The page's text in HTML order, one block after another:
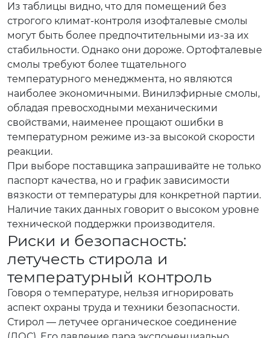
Из таблицы видно, что для помещений без
строгого климат-контроля изофталевые смолы
могут быть более предпочтительными из-за их
стабильности. Однако они дороже. Ортофталевые
смолы требуют более тщательного
температурного менеджмента, но являются
наиболее экономичными. Винилэфирные смолы,
обладая превосходными механическими
свойствами, наименее прощают ошибки в
температурном режиме из-за высокой скорости
реакции.
При выборе поставщика запрашивайте не только
паспорт качества, но и график зависимости
вязкости от температуры для конкретной партии.
Наличие таких данных говорит о высоком уровне
технической поддержки производителя.
Риски и безопасность:
летучесть стирола и
температурный контроль
Говоря о температуре, нельзя игнорировать
аспект охраны труда и техники безопасности.
Стирол — летучее органическое соединение